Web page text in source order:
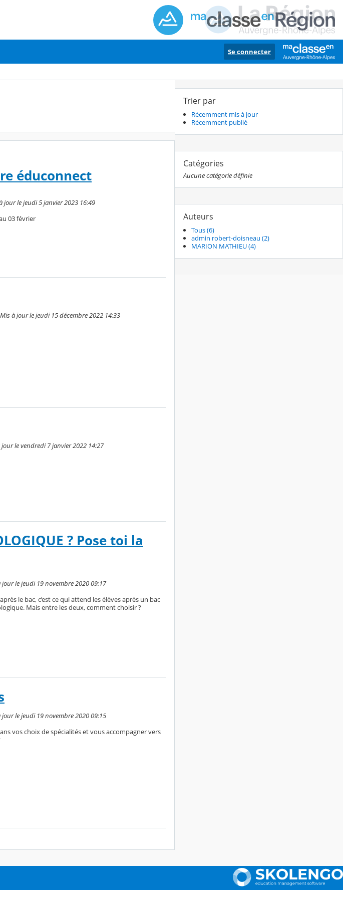
Se connecter
éduconnect
jour le jeudi 5 janvier 2023 16:49
03 février
à jour le jeudi 15 décembre 2022 14:33
le vendredi 7 janvier 2022 14:27
? Pose toi la
jour le jeudi 19 novembre 2020 09:17
le bac, c’est ce qui attend les élèves après un bac
Mais entre les deux, comment choisir ?
jour le jeudi 19 novembre 2020 09:15
vos choix de spécialités et vous accompagner vers
Trier par
Récemment mis à jour
Récemment publié
Catégories
Aucune catégorie définie
Auteurs
Tous (6)
admin robert-doisneau (2)
MARION MATHIEU (4)